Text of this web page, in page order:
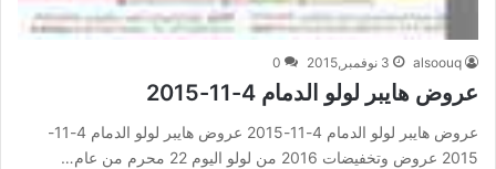
alsoouq 3 نوفمبر,2015 0
عروض هايبر لولو الدمام 4-11-2015
عروض هايبر لولو الدمام 4-11-2015 عروض هايبر لولو الدمام 4-11-
2015 عروض وتخفيضات 2016 من لولو اليوم 22 محرم من عام…